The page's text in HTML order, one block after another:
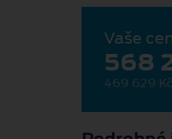
Vaše
568
469 629